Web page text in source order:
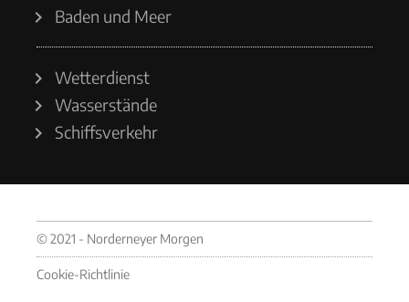
Baden und Meer
Wetterdienst
Wasserstände
Schiffsverkehr
© 2021 - Norderneyer Morgen
Cookie-Richtlinie